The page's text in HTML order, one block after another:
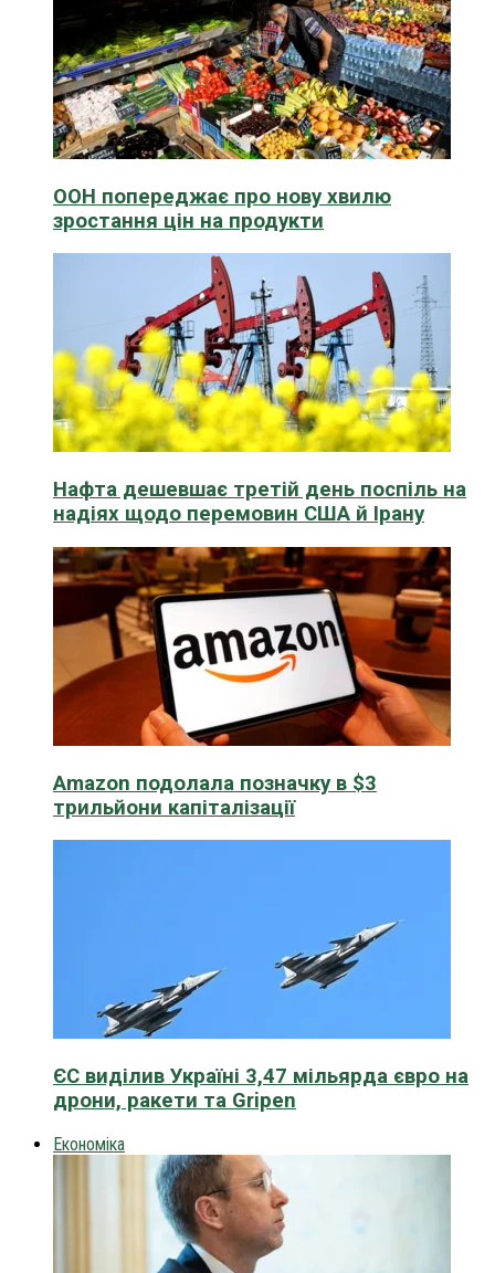
ООН попереджає про нову хвилю
зростання цін на продукти
Нафта дешевшає третій день поспіль на
надіях щодо перемовин США й Ірану
Amazon подолала позначку в $3
трильйони капіталізації
ЄС виділив Україні 3,47 мільярда євро на
дрони, ракети та Gripen
Економіка